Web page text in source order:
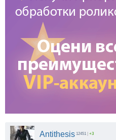
Antithesis 12451 | +3